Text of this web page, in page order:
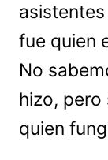
fue quien
No
hizo, pero
quien